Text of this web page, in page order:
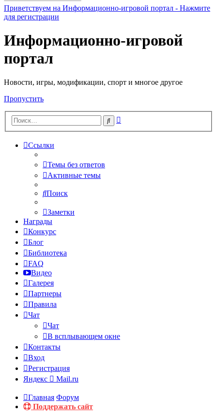
Приветствуем на Информационно-игровой портал - Нажмите
для регистрации
Информационно-игровой
портал
Новости, игры, модификации, спорт и многое другое
Пропустить
Поиск
Ссылки
Темы без ответов
Активные темы
Поиск
Заметки
Награды
Конкурс
Блог
Библиотека
FAQ
Видео
Галерея
Партнеры
Правила
Чат
Чат
В всплывающем окне
Контакты
Вход
Регистрация
Яндекс
Mail.ru
Главная Форум
Поддержать сайт